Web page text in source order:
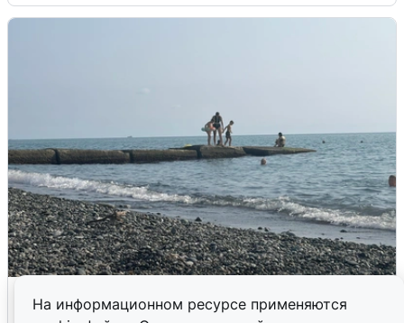
На информационном ресурсе применяются